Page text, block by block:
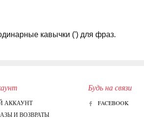
кавычки (') для фраз.
АККАУНТ
И ВОЗВРАТЫ
Будь на связи
FACEBOOK